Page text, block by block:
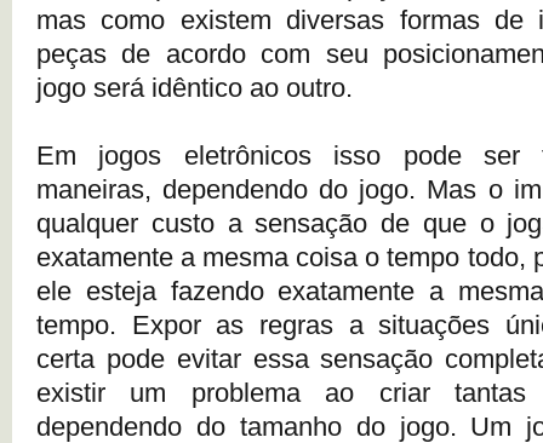
mas como existem diversas formas de
peças de acordo com seu
jogo será idêntico ao outro.
Em jogos eletrônicos isso pode ser
maneiras, dependendo do jogo. Mas o
qualquer custo a sensação de que o
exatamente a mesma coisa o tempo todo,
ele esteja fazendo exatamente a
tempo. Expor as regras a situações
certa pode evitar essa sensação
existir um problema ao criar tantas
dependendo do tamanho do jogo. Um